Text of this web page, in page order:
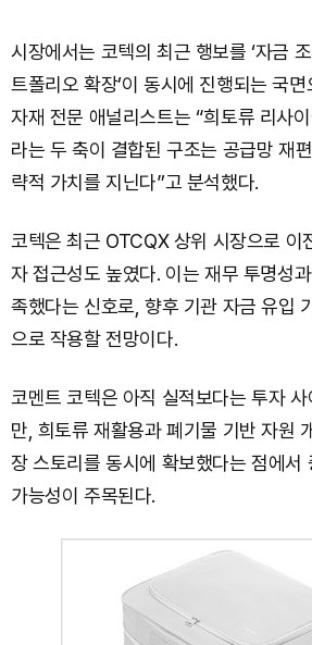
시장에서는 코텍의 최근 행보를 ‘자금
트폴리오 확장’이 동시에 진행되는 국
자재 전문 애널리스트는 “희토류 리사
라는 두 축이 결합된 구조는 공급망 재
략적 가치를 지닌다”고 분석했다.
코텍은 최근 OTCQX 상위 시장으로 이
자 접근성도 높였다. 이는 재무 투명성
족했다는 신호로, 향후 기관 자금 유입
으로 작용할 전망이다.
코멘트 코텍은 아직 실적보다는 투자
만, 희토류 재활용과 폐기물 기반 자원
장 스토리를 동시에 확보했다는 점에서
가능성이 주목된다.